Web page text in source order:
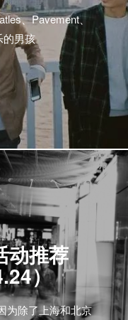
、Pavement、
的男孩
动推荐
）
为除了上海和北京